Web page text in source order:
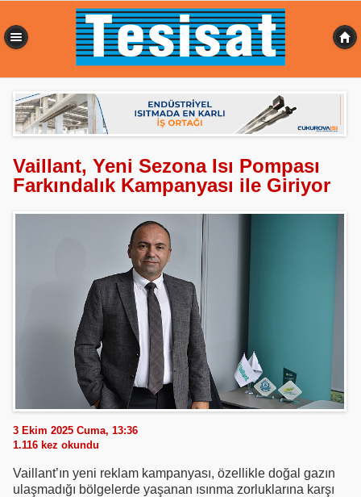
Vaillant, Yeni Sezona Isı Pompası
Farkındalık Kampanyası ile Giriyor
3 Ekim 2025 Cuma, 13:36
1.116 kez okundu
Vaillant’ın yeni reklam kampanyası, özellikle doğal gazın
ulaşmadığı bölgelerde yaşanan ısınma zorluklarına karşı
0,359 sn